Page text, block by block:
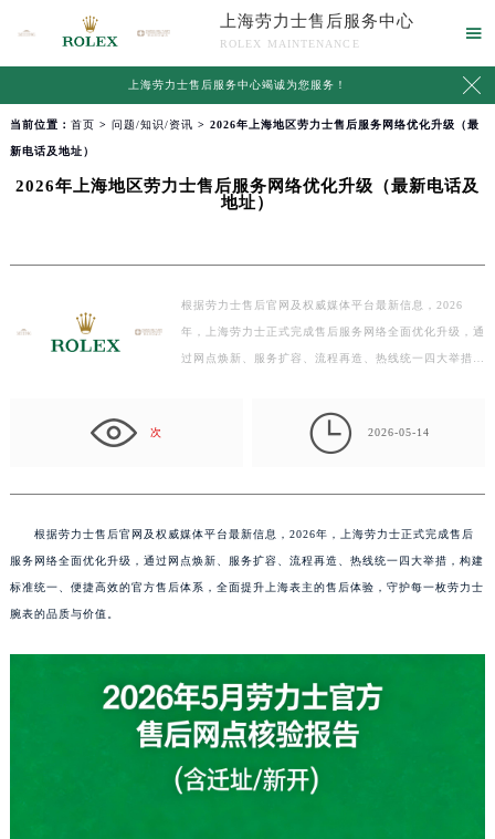
上海劳力士售后服务中心
ROLEX MAINTENANCE

上海劳力士售后服务中心竭诚为您服务！ 
当前位置： 首页 > 问题/知识/资讯 > 2026年上海地区劳力士售后服务网络优化升级（最
新电话及地址）
2026年上海地区劳力士售后服务网络优化升级（最新电话及
地址）
根据劳力士售后官网及权威媒体平台最新信息，2026
年，上海劳力士正式完成售后服务网络全面优化升级，通
过网点焕新、服务扩容、流程再造、热线统一四大举措，
次  2026-05-14
根据劳力士售后官网及权威媒体平台最新信息，2026年，上海劳力士正式完成售后
服务网络全面优化升级，通过网点焕新、服务扩容、流程再造、热线统一四大举措，构建
标准统一、便捷高效的官方售后体系，全面提升上海表主的售后体验，守护每一枚劳力士
腕表的品质与价值。